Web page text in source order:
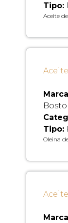
Tipo:
Aceite
Tipo:
Oleina